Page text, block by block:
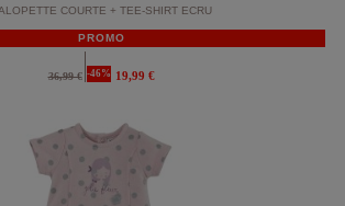
COURTE + TEE-SHIRT ECRU
PROMO
36,99 € -46% 19,99 €